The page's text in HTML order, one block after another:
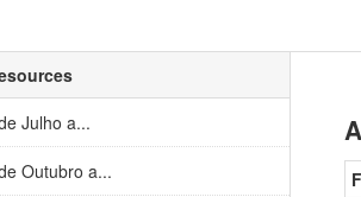
Julho a...
Outubro a...